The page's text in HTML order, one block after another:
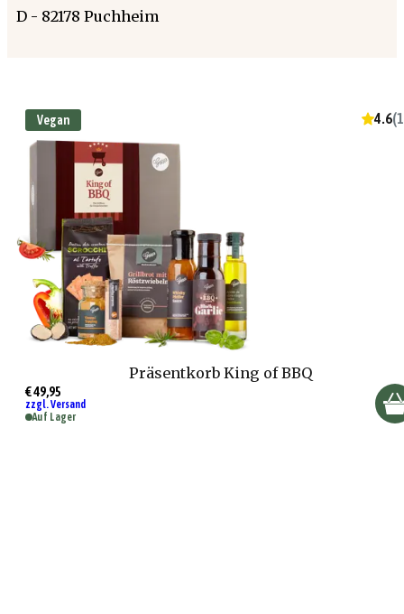
D - 82178 Puchheim
Vegan 4.6(
Präsentkorb King of BBQ
€ 49,95
zzgl. Versand
Auf Lager